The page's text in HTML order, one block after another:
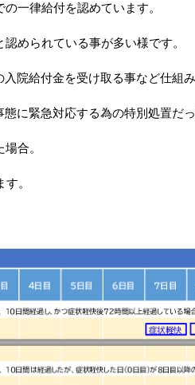
一律給付を認めています。
められている事が多い様です。
院給付金を受け取る事など仕組
に緊急対応する為の特別処置だ
合。
。